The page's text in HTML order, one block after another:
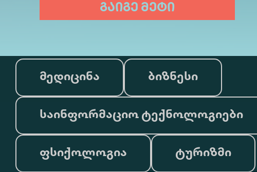
გაიგე მეტი
მედიცინა ბიზნესი
საინფორმაციო ტექნოლოგიები
ფსიქოლოგია ტურიზმი